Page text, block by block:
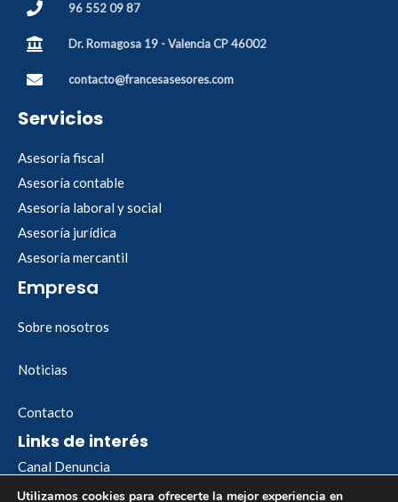
96 552 09 87
Dr. Romagosa 19 - Valencia CP 46002
contacto@francesasesores.com
Servicios
Asesoría fiscal
Asesoría contable
Asesoría laboral y social
Asesoría jurídica
Asesoría mercantil
Empresa
Sobre nosotros
Noticias
Contacto
Links de interés
Canal Denuncia
Utilizamos cookies para ofrecerte la mejor experiencia en